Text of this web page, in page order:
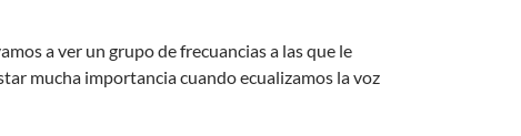
a ver un grupo de frecuancias a las que le
mucha importancia cuando ecualizamos la voz